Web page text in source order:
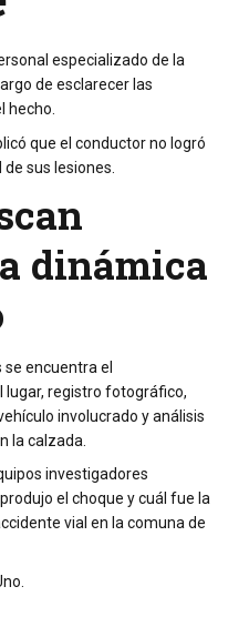
especializado de la
de esclarecer las
hecho.
que el conductor no logró
sus lesiones.
dinámica
se encuentra el
registro fotográfico,
involucrado y análisis
la calzada.
investigadores
el choque y cuál fue la
vial en la comuna de